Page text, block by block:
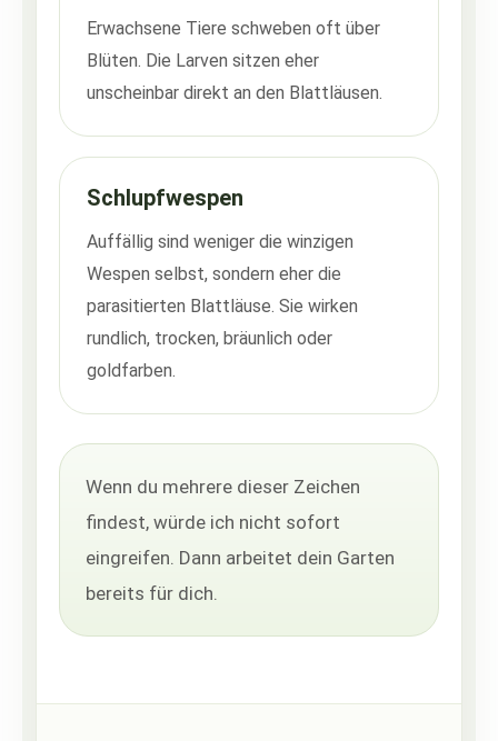
Erwachsene Tiere schweben oft über
Blüten. Die Larven sitzen eher
unscheinbar direkt an den Blattläusen.
Schlupfwespen
Auffällig sind weniger die winzigen
Wespen selbst, sondern eher die
parasitierten Blattläuse. Sie wirken
rundlich, trocken, bräunlich oder
goldfarben.
Wenn du mehrere dieser Zeichen
findest, würde ich nicht sofort
eingreifen. Dann arbeitet dein Garten
bereits für dich.